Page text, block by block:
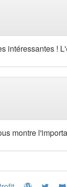
intéressantes !
montre